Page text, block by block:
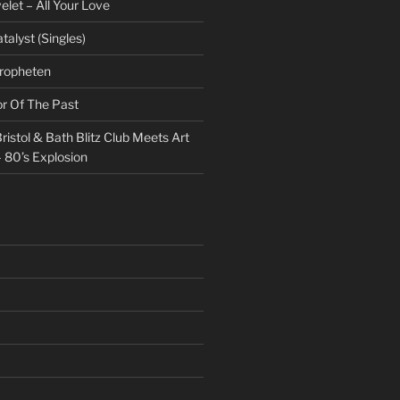
– All Your Love
(Singles)
Of The Past
& Bath Blitz Club Meets Art
Explosion